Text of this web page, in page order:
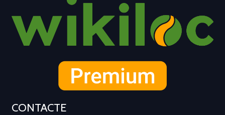
CONTACTE